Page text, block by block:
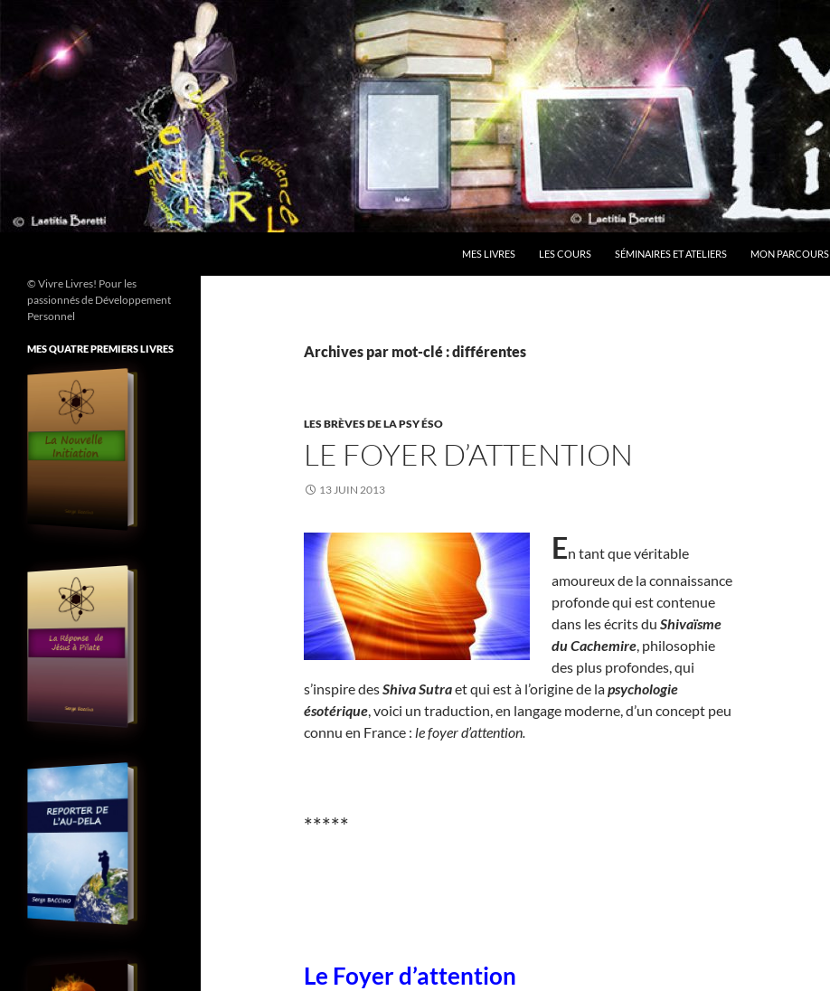
contenu
MES LIVRES LES COURS SÉMINAIRES ET ATELIERS MON PARCOURS
Archives par mot-clé : différentes
LES BRÈVES DE LA PSY ÉSO
LE FOYER D’ATTENTION
13 JUIN 2013
En tant que véritable
amoureux de la connaissance
profonde qui est contenue
dans les écrits du Shivaïsme
du Cachemire, philosophie
des plus profondes, qui
s’inspire desShiva Sutraet qui est à l’origine de lapsychologie
ésotérique, voici un traduction, en langage moderne, d’un concept peu
connu en France : le foyer d’attention.
*****
Le Foyer d’attention
© Vivre Livres! Pour les
passionnés de Développement
Personnel
MES QUATRE PREMIERS LIVRES